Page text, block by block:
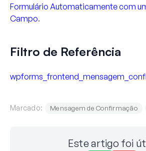
Formulário Automaticamente com
Campo.
Filtro de Referência
Marcado: Mensagem de Confirmação
Este artigo foi